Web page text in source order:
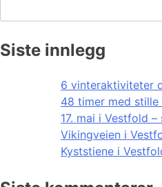
Siste innlegg
6 vinteraktiviteter
48 timer med stille
17. mai i Vestfold
Vikingveien i
Kyststiene i